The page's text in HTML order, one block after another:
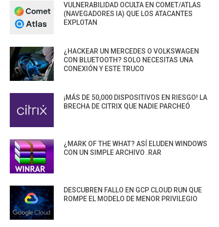
VULNERABILIDAD OCULTA EN COMET/ATLAS
(NAVEGADORES IA) QUE LOS ATACANTES
EXPLOTAN
¿HACKEAR UN MERCEDES O VOLKSWAGEN
CON BLUETOOTH? SOLO NECESITAS UNA
CONEXIÓN Y ESTE TRUCO
¡MÁS DE 50,000 DISPOSITIVOS EN RIESGO! LA
BRECHA DE CITRIX QUE NADIE PARCHEÓ
¿MARK OF THE WHAT? ASÍ ELUDEN WINDOWS
CON UN SIMPLE ARCHIVO .RAR
DESCUBREN FALLO EN GCP CLOUD RUN QUE
ROMPE EL MODELO DE MENOR PRIVILEGIO